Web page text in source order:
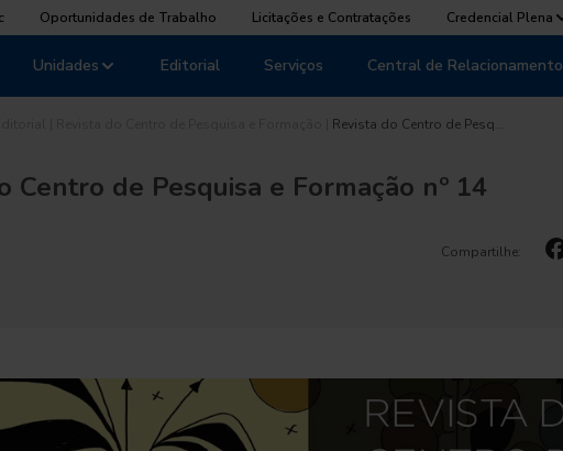
Oportunidades de Trabalho Licitações e Contratações Credencial Plena
Unidades Editorial Serviços Central de Relacionamento
Revista do Centro de Pesq…
Centro de Pesquisa e Formação nº 14
Compartilhe: